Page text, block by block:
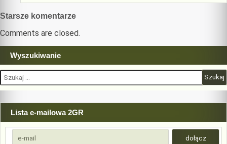
Nawigacja
komentarzy
Starsze komentarze
Comments are closed.
Wyszukiwanie
Szukaj:
Lista e-mailowa 2GR